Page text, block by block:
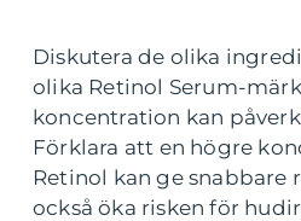
Diskutera de olika
olika Retinol Serum-
koncentration kan
Förklara att en högre
Retinol kan ge snabbare
också öka risken för